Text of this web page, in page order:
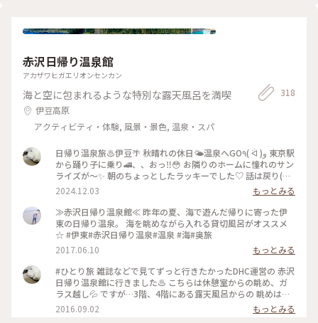
赤沢日帰り温泉館
アカザワヒガエリオンセンカン
海と空に包まれるような特別な露天風呂を満喫
伊豆高原
アクティビティ・体験, 風景・景色, 温泉・スパ
318
日帰り温泉旅♨️伊豆🌴 秋晴れの休日🌤️温泉へGO٩( ᐛ )و 東京駅
から踊り子に乗り🚄、、おっ‼️😳 お隣りのホームに憧れのサン
ライズが〜✨ 朝のちょっとしたラッキーでした♡ 話は戻り(笑)
踊り子号で伊豆高原駅へ🚉 そして赤沢日帰り温泉館に♨️ ここ
は私のひとり旅初めての場所😊 当時も日帰りでしたが、とて
も楽しかったので その後旅にハマってしまいました😂 絶景の
インフィニティ露天でキラキラの海を 眺めながら思い出に浸
っていました😌♨️ お風呂はもちろん📷✖️なので、写真はロビー
からの相模湾です🌊🛥️ ここの温泉はお湯👍眺め👍清潔感👍駅
から 送迎バスあり🚌でなかなか良いですょ💯 #秋の彩り #ベス
トトリップ2024 #赤沢日帰り温泉館#DHC#赤沢温泉 #伊豆高原
駅#特急踊り子#シャトルバス #食事処#ランチ#駿河湾#インフ
ィニティ風呂 #露天風呂#絶景#サンライズ瀬戸出雲#東京駅 #
ことりっぷ伊豆
2024.12.03
もっとみる
≫赤沢日帰り温泉館≪ 昨年の夏、海で遊んだ帰りに寄った伊
東の日帰り温泉。 海を眺めながら入れる貸切風呂がオススメ
☆ #伊東#赤沢日帰り温泉#温泉 #海#奥旅
2017.06.10
もっとみる
#ひとり旅 雑誌などで見てずっと行きたかったDHC運営の 赤沢
日帰り温泉館に行きました♨️ こちらは休憩室からの眺め、ガ
ラス越し💦 ですが…3階、4階にある露天風呂からの 眺めは絶
景の一言❗️ 伊豆の海が水平線まで見渡せます😆 上野東京ライン
のお陰で熱海まで行けて、 その先の伊豆半島まで日帰りひとり
2016.09.02 もっとみる